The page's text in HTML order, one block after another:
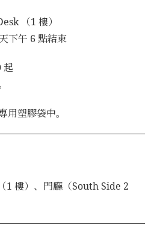
（1 樓）
下午 6 點結束
起
用塑膠袋中。
1 樓）、門廳（South Side 2